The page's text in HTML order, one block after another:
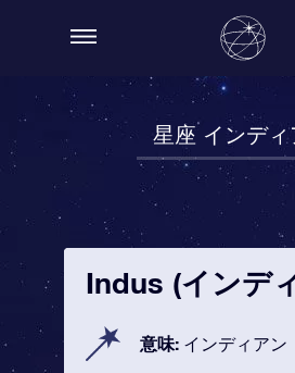
星座 インディ
Indus (インデ
意味: インディアン